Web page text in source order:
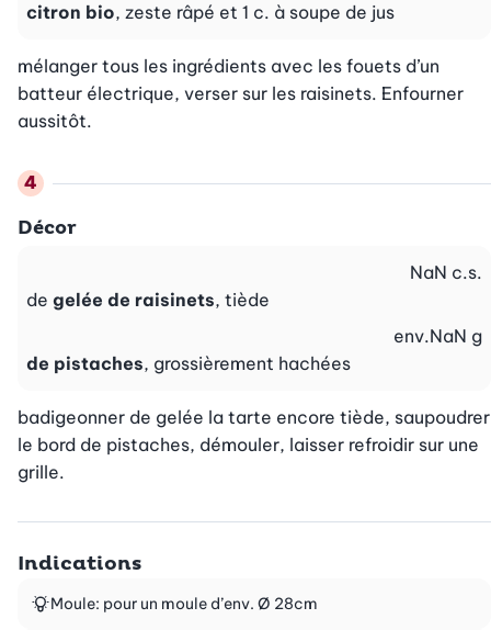
citron bio, zeste râpé et 1 c. à soupe de jus
mélanger tous les ingrédients avec les fouets d’un
batteur électrique, verser sur les raisinets. Enfourner
aussitôt.
Décor
de gelée de raisinets, tiède
NaN c.s.
de pistaches, grossièrement hachées
env.NaN g
badigeonner de gelée la tarte encore tiède, saupoudrer
le bord de pistaches, démouler, laisser refroidir sur une
grille.
Indications
Moule: pour un moule d’env. Ø 28cm